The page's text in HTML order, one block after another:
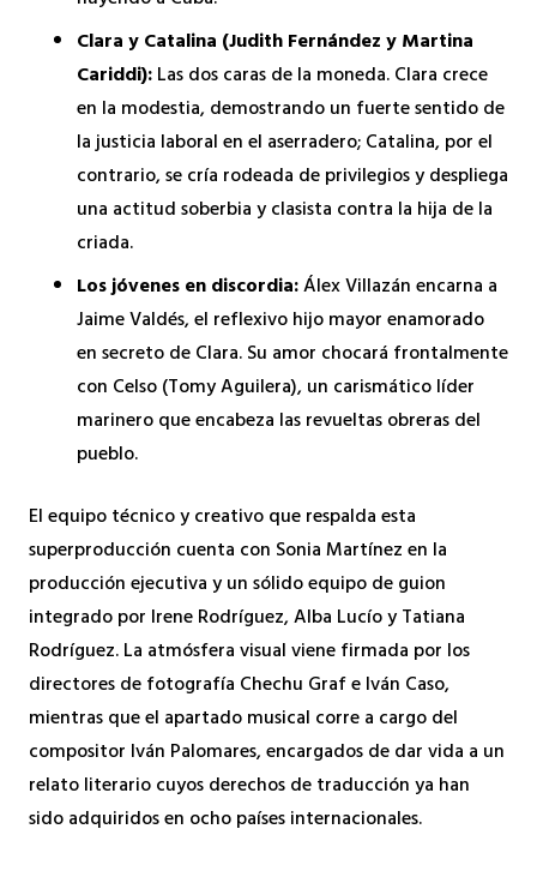
Clara y Catalina (Judith Fernández y Martina
Cariddi):Las dos caras de la moneda. Clara crece
en la modestia, demostrando un fuerte sentido de
la justicia laboral en el aserradero; Catalina, por el
contrario, se cría rodeada de privilegios y despliega
una actitud soberbia y clasista contra la hija de la
criada.
Los jóvenes en discordia:Álex Villazán encarna a
Jaime Valdés, el reflexivo hijo mayor enamorado
en secreto de Clara. Su amor chocará frontalmente
con Celso (Tomy Aguilera), un carismático líder
marinero que encabeza las revueltas obreras del
pueblo.
El equipo técnico y creativo que respalda esta
superproducción cuenta con Sonia Martínez en la
producción ejecutiva y un sólido equipo de guion
integrado por Irene Rodríguez, Alba Lucío y Tatiana
Rodríguez. La atmósfera visual viene firmada por los
directores de fotografía Chechu Graf e Iván Caso,
mientras que el apartado musical corre a cargo del
compositor Iván Palomares, encargados de dar vida a un
relato literario cuyos derechos de traducción ya han
sido adquiridos en ocho países internacionales.